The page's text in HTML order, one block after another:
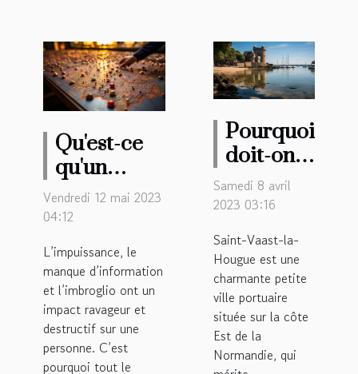
Qu'est-ce
qu'un
annuaire
des
préfectures
?
Vendredi 12 mai 2023
04:12
L’impuissance, le
manque d’information
et l’imbroglio ont un
impact ravageur et
destructif sur une
personne. C’est
pourquoi tout le
Pourquoi
doit-on
visiter la
ville de
Saint-
Vaast-la-
Hougue
?
Samedi 8 avril
2023 03:16
Saint-Vaast-la-
Hougue est une
charmante petite
ville portuaire
située sur la côte
Est de la
Normandie, qui